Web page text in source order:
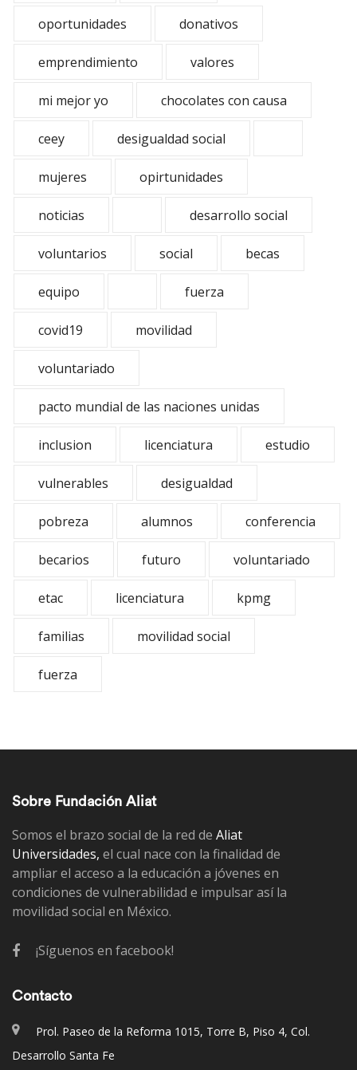
oportunidades donativos
emprendimiento valores
mi mejor yo chocolates con causa
ceey desigualdad social
mujeres opirtunidades
noticias desarrollo social
voluntarios social becas
equipo fuerza
covid19 movilidad
voluntariado
pacto mundial de las naciones unidas
inclusion licenciatura estudio
vulnerables desigualdad
pobreza alumnos conferencia
becarios futuro voluntariado
etac licenciatura kpmg
familias movilidad social
fuerza
Sobre Fundación Aliat
Somos el brazo social de la red de Aliat
Universidades, el cual nace con la finalidad de
ampliar el acceso a la educación a jóvenes en
condiciones de vulnerabilidad e impulsar así la
movilidad social en México.
¡Síguenos en facebook!
Contacto
Prol. Paseo de la Reforma 1015, Torre B, Piso 4, Col.
Desarrollo Santa Fe